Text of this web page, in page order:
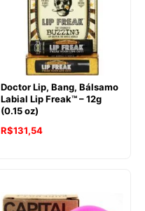
Doctor Lip, Bang, Bálsamo
Labial Lip Freak™ – 12g
(0.15 oz)
R$131,54